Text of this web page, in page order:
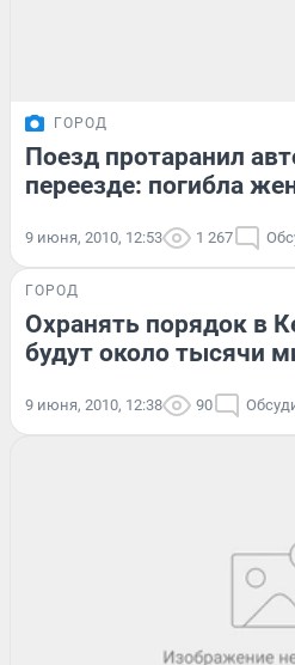
ГОРОД
Поезд протаранил
переезде: погибла
9 июня, 2010, 12:53 1 267
ГОРОД
Охранять порядок в
будут около тысячи
9 июня, 2010, 12:38 90